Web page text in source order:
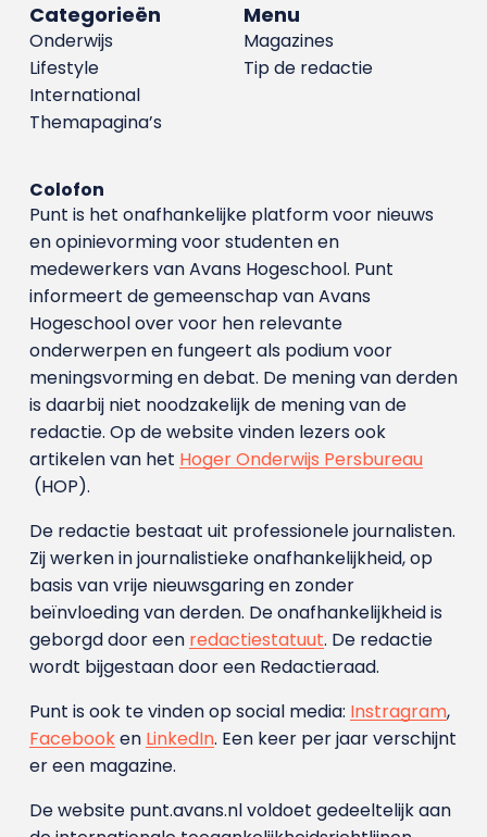
Menu
Magazines
Tip de redactie
Categorieën
Onderwijs
Lifestyle
International
Themapagina’s
Colofon
Punt is het onafhankelijke platform voor nieuws
en opinievorming voor studenten en
medewerkers van Avans Hoge­school. Punt
informeert de gemeenschap van Avans
Hogeschool over voor hen relevante
onderwerpen en fungeert als podium voor
meningsvorming en debat. De mening van derden
is daarbij niet noodzakelijk de mening van de
redactie. Op de website vinden lezers ook
artikelen van het Hoger Onderwijs Persbureau
(HOP).
De redactie bestaat uit professionele journalisten.
Zij werken in journalistieke onafhankelijkheid, op
basis van vrije nieuwsgaring en zonder
beïnvloeding van derden. De onafhankelijkheid is
geborgd door een redactiestatuut. De redactie
wordt bijgestaan door een Redactieraad.
Punt is ook te vinden op social media: Instragram,
Facebooken LinkedIn. Een keer per jaar verschijnt
er een magazine.
De website punt.avans.nl voldoet gedeeltelijk aan